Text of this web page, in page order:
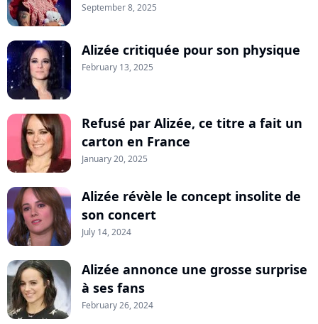
September 8, 2025
Alizée critiquée pour son physique
February 13, 2025
Refusé par Alizée, ce titre a fait un
carton en France
January 20, 2025
Alizée révèle le concept insolite de
son concert
July 14, 2024
Alizée annonce une grosse surprise
à ses fans
February 26, 2024